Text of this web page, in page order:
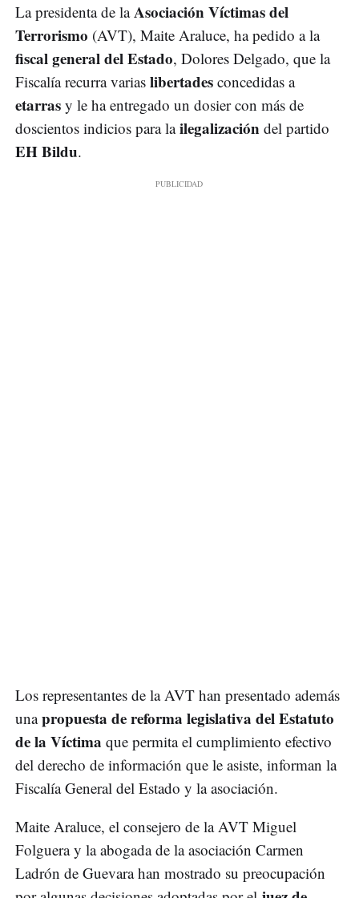
La presidenta de laAsociación Víctimas del
Terrorismo (AVT), Maite Araluce, ha pedido a la
fiscal general del Estado, Dolores Delgado, que la
Fiscalía recurra varias libertades concedidas a
etarras y le ha entregado un dosier con más de
doscientos indicios para lailegalización del partido
EH Bildu.
Los representantes de la AVT han presentado además
unapropuesta de reforma legislativa del Estatuto
de la Víctima que permita el cumplimiento efectivo
del derecho de información que le asiste, informan la
Fiscalía General del Estado y la asociación.
Maite Araluce, el consejero de la AVT Miguel
Folguera y la abogada de la asociación Carmen
Ladrón de Guevara han mostrado su preocupación